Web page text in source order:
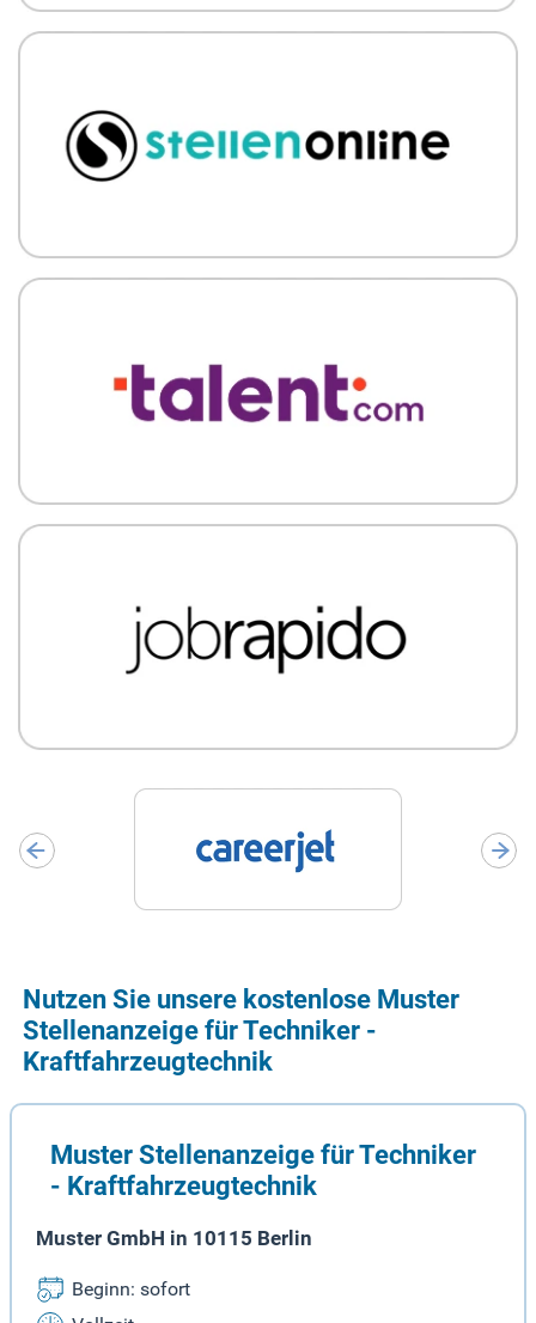
Nutzen Sie unsere kostenlose Muster
Stellenanzeige für Techniker -
Kraftfahrzeugtechnik
Muster Stellenanzeige für Techniker
- Kraftfahrzeugtechnik
Muster GmbH in 10115 Berlin
Beginn: sofort